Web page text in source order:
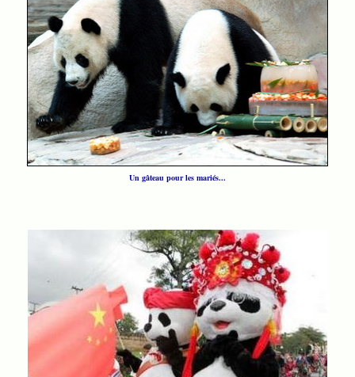
Un gâteau pour les mariés...